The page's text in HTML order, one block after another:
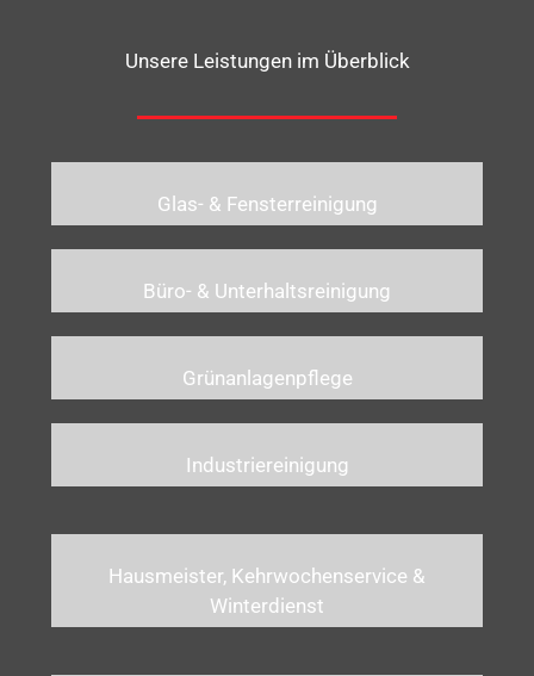
Unsere Leistungen im Überblick
Glas- & Fensterreinigung
Büro- & Unterhaltsreinigung
Grünanlagenpflege
Industriereinigung
Hausmeister, Kehrwochenservice &
Winterdienst